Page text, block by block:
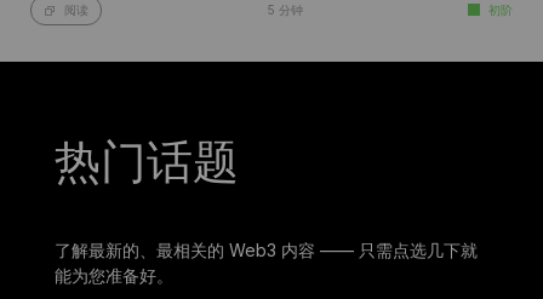
阅读 5 分钟 初阶
热门话题
了解最新的、最相关的 Web3 内容 —— 只需点选几下就
能为您准备好。